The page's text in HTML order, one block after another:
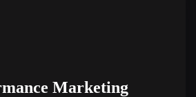
Marketing